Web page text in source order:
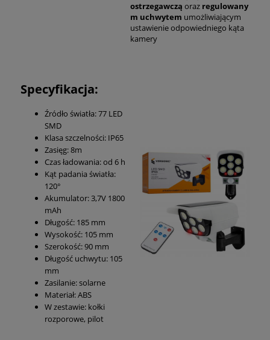
ostrzegawczą oraz regulowany
m uchwytem umożliwiającym
ustawienie odpowiedniego kąta
kamery
Specyfikacja:
Źródło światła: 77 LED
SMD
Klasa szczelności: IP65
Zasięg: 8m
Czas ładowania: od 6 h
Kąt padania światła:
120°
Akumulator: 3,7V 1800
mAh
Długość: 185 mm
Wysokość: 105 mm
Szerokość: 90 mm
Długość uchwytu: 105
mm
Zasilanie: solarne
Materiał: ABS
W zestawie: kołki
rozporowe, pilot